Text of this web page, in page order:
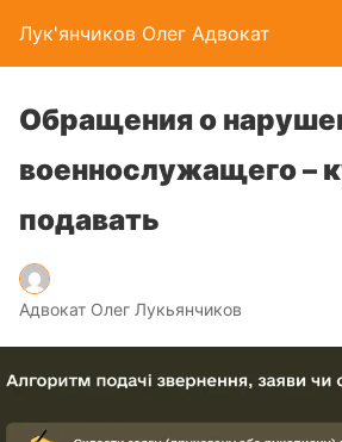
Лук'янчиков Олег Адвокат
Обращения о
военнослужащего –
подавать
Адвокат Олег Лукьянчиков